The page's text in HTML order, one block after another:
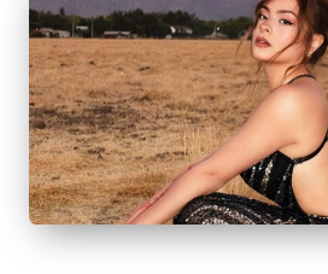
🔥
R
e
al
it
-
lacvc.com
-